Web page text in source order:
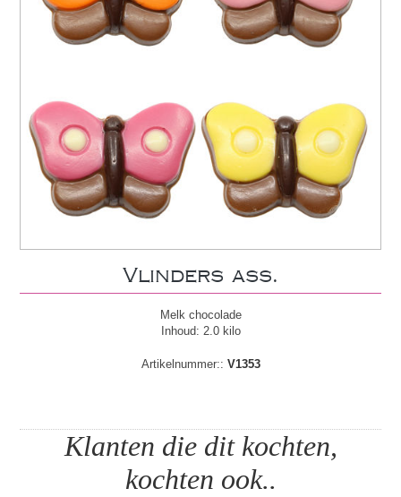
Vlinders ass.
Melk chocolade
Inhoud: 2.0 kilo
Artikelnummer:: V1353
Klanten die dit kochten,
kochten ook..